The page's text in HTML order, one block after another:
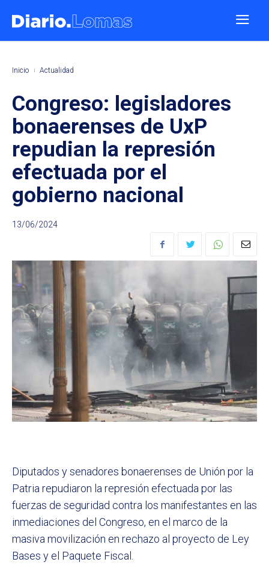
Inicio Actualidad
Congreso: legisladores
bonaerenses de UxP
repudian la represión
efectuada por el
gobierno nacional
13/06/2024
Diputados y senadores bonaerenses de Unión por la
Patria repudiaron la represión efectuada por las
fuerzas de seguridad contra los manifestantes en las
inmediaciones del Congreso, en el marco de la
masiva movilización en rechazo al proyecto de Ley
Bases y el Paquete Fiscal.